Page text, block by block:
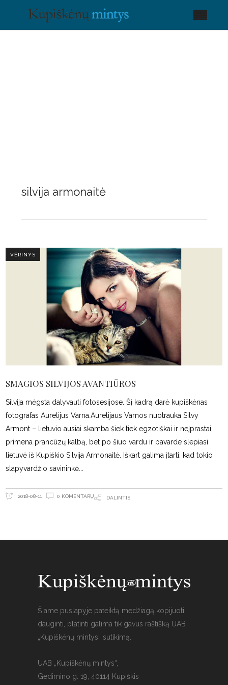
silvija armonaitė
VĖRINYS
SMAGIOS SILVIJOS AVANTIŪROS
Silvija mėgsta dalyvauti fotosesijose. Šį kadrą darė kupiškėnas
fotografas Aurelijus Varna.Aurelijaus Varnos nuotrauka Silvy
Armont – lietuvio ausiai skamba šiek tiek egzotiškai ir neįprastai,
primena prancūzų kalbą, bet po šiuo vardu ir pavarde slepiasi
lietuvė iš Kupiškio Silvija Armonaitė. Iškart galima įtarti, kad tokio
slapyvardžio savininkė
2018-08-11 0 KOMENTARŲ DALINTIS
Šiame puslapyje pateiktą medžiagą kopijuoti,
dauginti, platinti galima tik gavus raštišką UAB
„Kupiškėnų mintys“ sutikimą.
UAB „Kupiškėnų mintys“,
Gedimino g. 19, 40114 Kupiškis